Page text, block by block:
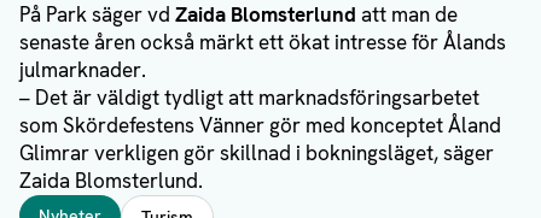
På Park säger vd Zaida Blomsterlund att man de
senaste åren också märkt ett ökat intresse för Ålands
julmarknader.
– Det är väldigt tydligt att marknadsföringsarbetet
som Skördefestens Vänner gör med konceptet Åland
Glimrar verkligen gör skillnad i bokningsläget, säger
Zaida Blomsterlund.
Taggar